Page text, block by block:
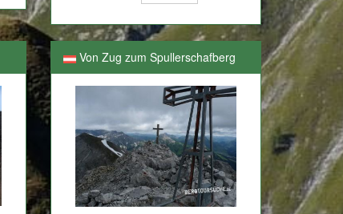
Von Zug zum Spullerschafberg